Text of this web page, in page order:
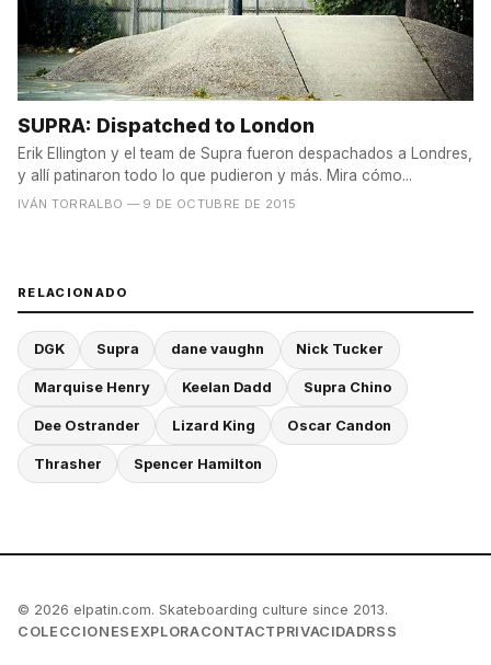
SUPRA: Dispatched to London
Erik Ellington y el team de Supra fueron despachados a Londres,
y allí patinaron todo lo que pudieron y más. Mira cómo...
IVÁN TORRALBO — 9 DE OCTUBRE DE 2015
RELACIONADO
DGK Supra dane vaughn Nick Tucker
Marquise Henry Keelan Dadd Supra Chino
Dee Ostrander Lizard King Oscar Candon
Thrasher Spencer Hamilton
© 2026 elpatin.com. Skateboarding culture since 2013.
COLECCIONES EXPLORACONTACT PRIVACIDADRSS